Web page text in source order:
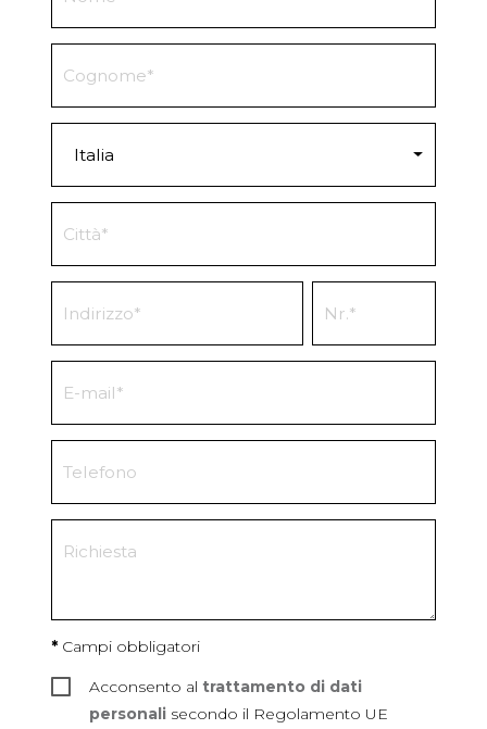
* Campi obbligatori
Acconsento altrattamento di dati
personali secondo il Regolamento UE